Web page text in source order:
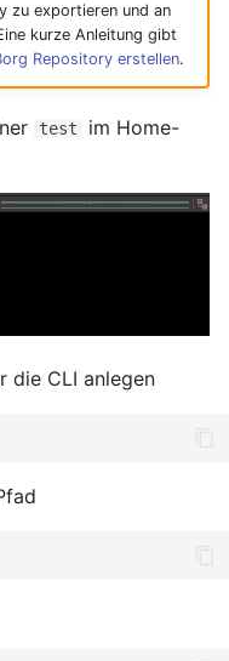
zu exportieren und an
kurze Anleitung gibt
Repository erstellen.
test
im Home-
die CLI anlegen